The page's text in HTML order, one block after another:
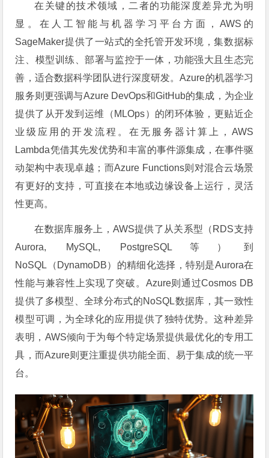
在关键的技术领域，二者的功能深度差异尤为明
显。在人工智能与机器学习平台方面，AWS的
SageMaker提供了一站式的全托管开发环境，集数据标
注、模型训练、部署与监控于一体，功能强大且生态完
善，适合数据科学团队进行深度研发。Azure的机器学习
服务则更强调与Azure DevOps和GitHub的集成，为企业
提供了从开发到运维（MLOps）的闭环体验，更贴近企
业级应用的开发流程。在无服务器计算上，AWS
Lambda凭借其先发优势和丰富的事件源集成，在事件驱
动架构中表现卓越；而Azure Functions则对混合云场景
有更好的支持，可直接在本地或边缘设备上运行，灵活
性更高。
在数据库服务上，AWS提供了从关系型（RDS支持
Aurora, MySQL, PostgreSQL等）到
NoSQL（DynamoDB）的精细化选择，特别是Aurora在
性能与兼容性上实现了突破。Azure则通过Cosmos DB
提供了多模型、全球分布式的NoSQL数据库，其一致性
模型可调，为全球化的应用提供了独特优势。这种差异
表明，AWS倾向于为每个特定场景提供最优化的专用工
具，而Azure则更注重提供功能全面、易于集成的统一平
台。